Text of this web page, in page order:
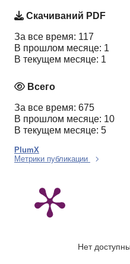
Скачиваний PDF
За все время: 117
В прошлом месяце: 1
В текущем месяце: 1
Всего
За все время: 675
В прошлом месяце: 10
В текущем месяце: 5
PlumX
Метрики публикации
Нет